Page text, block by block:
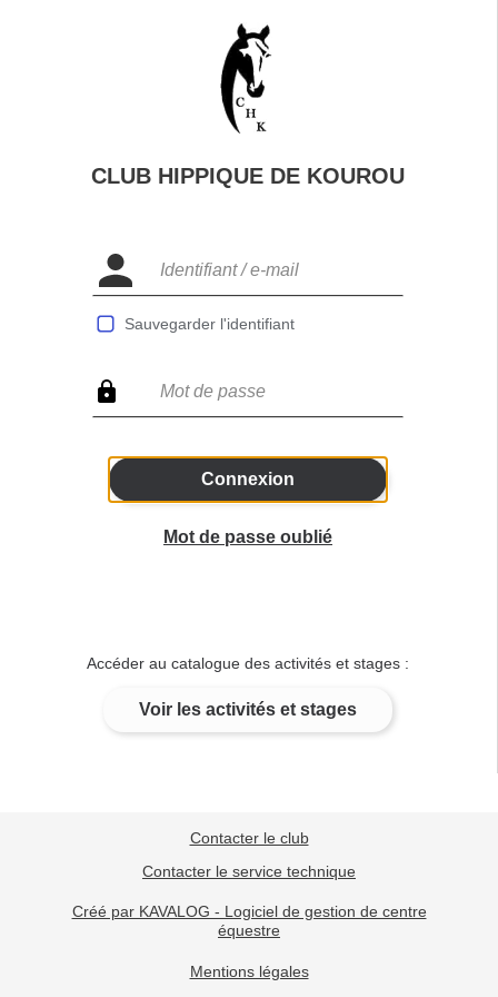
Contacter le club
Contacter le service technique
Créé par KAVALOG - Logiciel de gestion de centre
équestre
Mentions légales
Sauvegarder l'identifiant
Connexion
Mot de passe oublié
Accéder au catalogue des activités et stages :
Voir les activités et stages
CLUB HIPPIQUE DE KOUROU